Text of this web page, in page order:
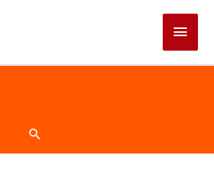
主
要
搜
尋